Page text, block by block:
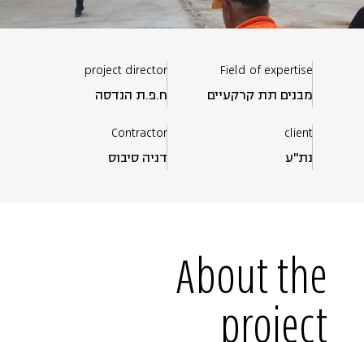
Field of expertise
מבנים תת קרקעיים
project director
ח.פ.ת הנדסה
client
נת"ע
Contractor
דניה סיבוס
About the
project